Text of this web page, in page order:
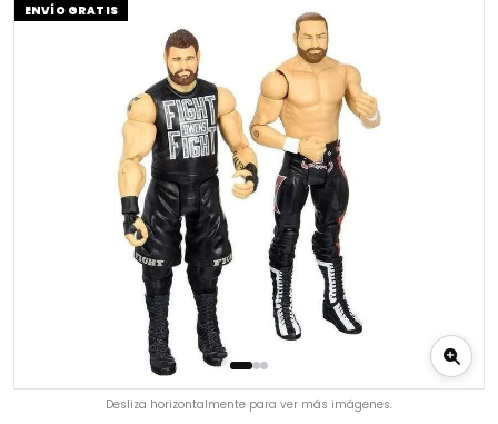
ENVÍO GRATIS
Desliza horizontalmente para ver más imágenes.